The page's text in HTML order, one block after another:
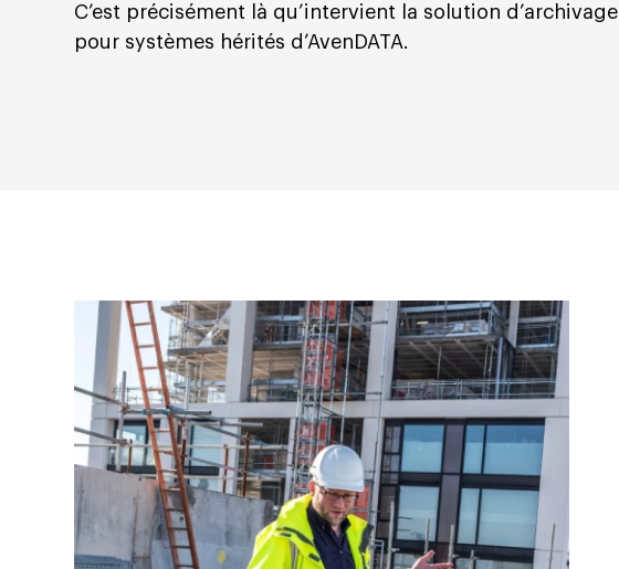
C’est précisément là qu’intervient la solution d’archivage
pour systèmes hérités d’AvenDATA.